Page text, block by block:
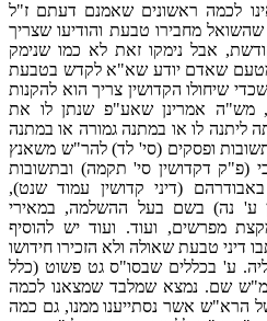
לכמה ראשונים שאמנם דעתם ז"ל
מחבירו טבעת והודיעו שצריך
אבל נימקו זאת לא כמו שנימק
שאדם יודע שא"א לקדש בטבעת
שיחולו הקדושין צריך הוא להקנות
מש"ה אמרינן שאע"פ שנתן לו את
ליתנה לו או במתנה גמורה או במתנה
ופסקים (סי' לד) להר"ש משאנץ
(פ"ק דקדושין סי' תקמה) ובתשובות
(דיני קדושין עמוד שנט),
ע' נה) בשם בעל ההשלמה, במאירי
מפרשים, ועוד. ועוד יש להוסיף
טבעת שאולה ולא הזכירו חידושו
ע' בכללים שבסו"ס גט פשוט (כלל
שם. נמצא שמלבד שמצאנו לכמה
הרא"ש אשר נסתייענו ממנו, גם כמה